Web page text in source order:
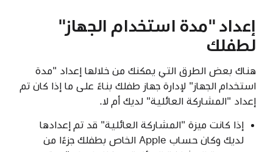
إعداد "مدة استخدام الجهاز"
لطفلك
هناك بعض الطرق التي يمكنك من خلالها إعداد "مدة
استخدام الجهاز" لإدارة جهاز طفلك بناءً على ما إذا كان تم
إعداد "المشاركة العائلية" لديك أم لا.
إذا كانت ميزة "المشاركة العائلية" قد تم إعدادها
لديك وكان حساب Apple الخاص بطفلك جزءًا من